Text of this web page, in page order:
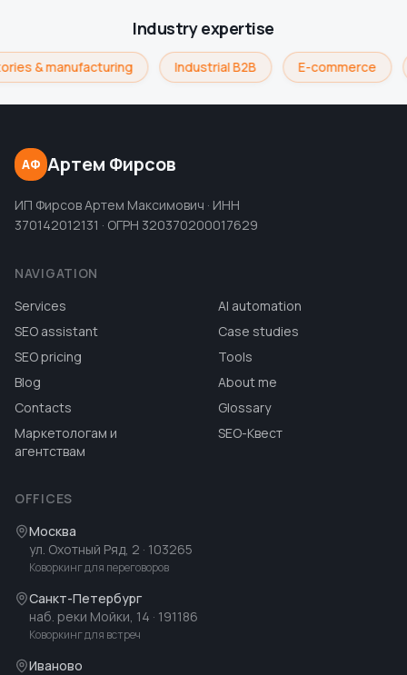
Industry expertise
& manufacturing Industrial B2B E-commerce
АФ Артем Фирсов
ИП Фирсов Артем Максимович · ИНН
370142012131 · ОГРН 320370200017629
NAVIGATION
Services
AI automation
SEO assistant
Case studies
SEO pricing
Tools
Blog
About me
Contacts
Glossary
Маркетологам и
агентствам
SEO-Квест
OFFICES
Москва
ул. Охотный Ряд, 2 · 103265
Коворкинг для переговоров
Санкт-Петербург
наб. реки Мойки, 14 · 191186
Коворкинг для встреч
Иваново